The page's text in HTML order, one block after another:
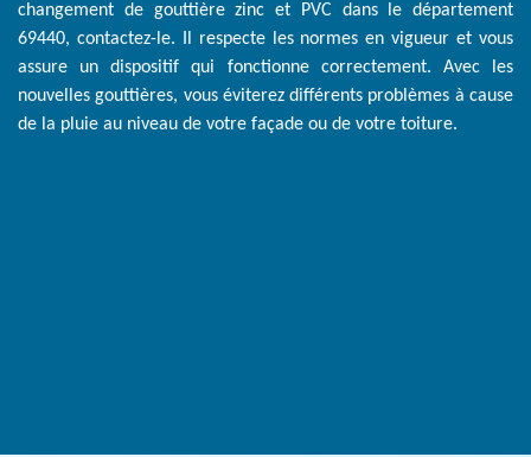
changement de gouttière zinc et PVC dans le département
69440, contactez-le. Il respecte les normes en vigueur et vous
assure un dispositif qui fonctionne correctement. Avec les
nouvelles gouttières, vous éviterez différents problèmes à cause
de la pluie au niveau de votre façade ou de votre toiture.